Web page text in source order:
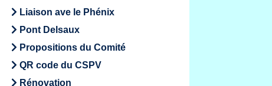
Liaison ave le Phénix
Pont Delsaux
Propositions du Comité
QR code du CSPV
Rénovation